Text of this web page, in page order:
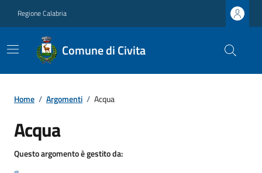
Regione Calabria
Comune di Civita
Home / Argomenti / Acqua
Acqua
Questo argomento è gestito da: